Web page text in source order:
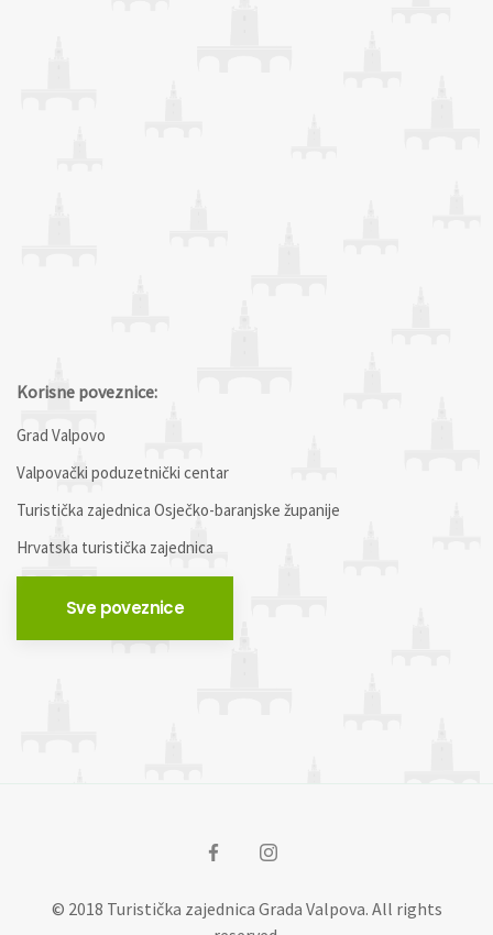
Korisne poveznice:
Grad Valpovo
Valpovački poduzetnički centar
Turistička zajednica Osječko-baranjske županije
Hrvatska turistička zajednica
Sve poveznice
© 2018 Turistička zajednica Grada Valpova. All rights